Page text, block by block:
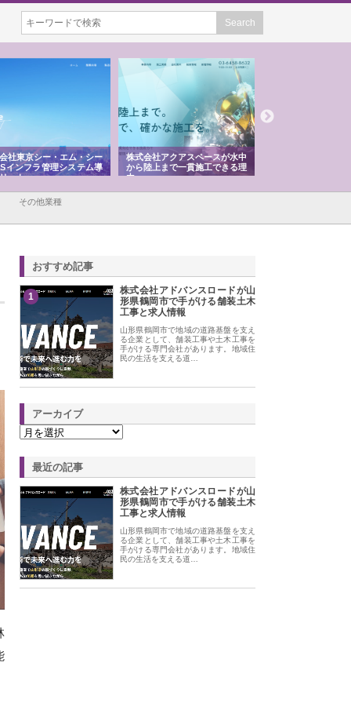
社東京シー・エム・シー
インフラ管理システム導
ット
株式会社アクアスペースが水中
から陸上まで一貫施工できる理
由
その他業種
おすすめ記事
1
株式会社アドバンスロードが山
形県鶴岡市で手がける舗装土木
工事と求人情報
山形県鶴岡市で地域の道路基盤を支え
る企業として、舗装工事や土木工事を
手がける専門会社があります。地域住
民の生活を支える道…
アーカイブ
最近の記事
株式会社アドバンスロードが山
形県鶴岡市で手がける舗装土木
工事と求人情報
山形県鶴岡市で地域の道路基盤を支え
る企業として、舗装工事や土木工事を
手がける専門会社があります。地域住
民の生活を支える道…